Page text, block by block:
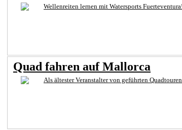
Wellenreiten lernen mit Watersports
Quad fahren auf Mallorca
Als ältester Veranstalter von geführten